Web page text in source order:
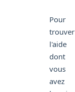
Pour
trouver
l'aide
dont
vous
avez